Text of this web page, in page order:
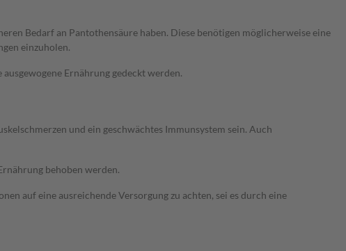
Bedarf an Pantothensäure haben. Diese benötigen möglicherweise eine
einzuholen.
Ernährung gedeckt werden.
und ein geschwächtes Immunsystem sein. Auch
behoben werden.
auf eine ausreichende Versorgung zu achten, sei es durch eine